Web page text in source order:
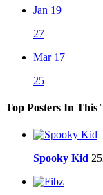
Jan 19
27
Mar 17
25
Top Posters In This
Spooky Kid